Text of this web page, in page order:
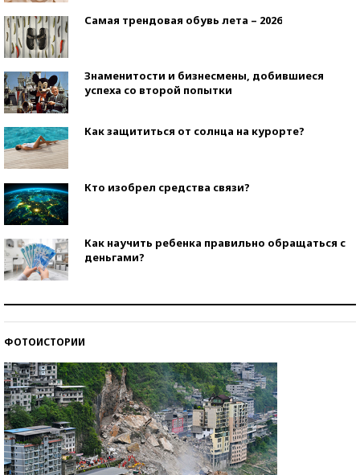
Самая трендовая обувь лета – 2026
Знаменитости и бизнесмены, добившиеся
успеха со второй попытки
Как защититься от солнца на курорте?
Кто изобрел средства связи?
Как научить ребенка правильно обращаться с
деньгами?
ФОТОИСТОРИИ